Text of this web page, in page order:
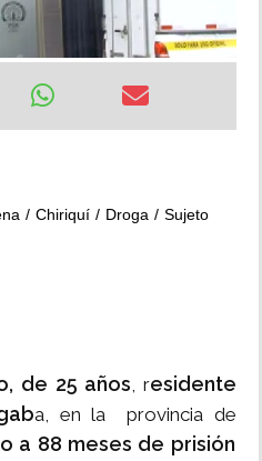
Chiriquí Droga
Sujeto
de 25 años, residente
a, en la provincia de
a 88 meses de prisión